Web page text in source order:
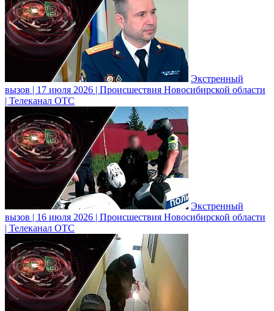
Экстренный
вызов | 17 июля 2026 | Происшествия Новосибирской области
| Телеканал ОТС
Экстренный
вызов | 16 июля 2026 | Происшествия Новосибирской области
| Телеканал ОТС